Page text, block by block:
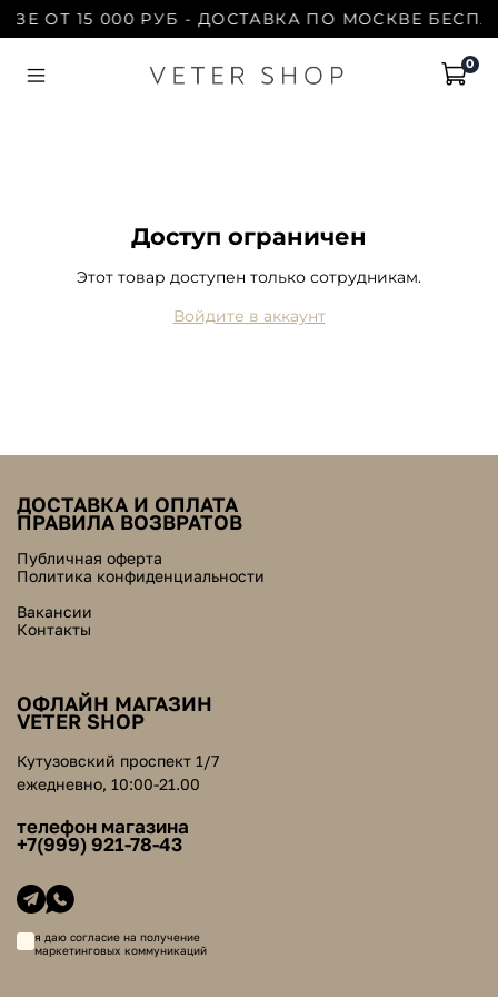
ОТ 15 000 РУБ - ДОСТАВКА ПО МОСКВЕ
0
Доступ ограничен
Этот товар доступен только сотрудникам.
Войдите в аккаунт
ДОСТАВКА И ОПЛАТА
ПРАВИЛА ВОЗВРАТОВ
Публичная оферта
Политика конфиденциальности
Вакансии
Контакты
ОФЛАЙН МАГАЗИН
VETER SHOP
Кутузовский проспект 1/7
ежедневно, 10:00-21.00
телефон магазина
+7(999) 921-78-43
я даю согласие на получение
маркетинговых коммуникаций